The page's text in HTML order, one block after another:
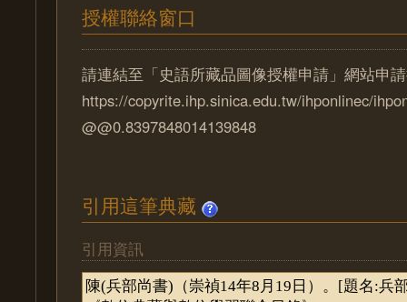
授權聯絡窗口
請連結至「史語所藏品圖像授權申請」網站申
https://copyrite.ihp.sinica.edu.tw/ihponlinec/
@@0.8397848014139848
引用這筆典藏
引用資訊